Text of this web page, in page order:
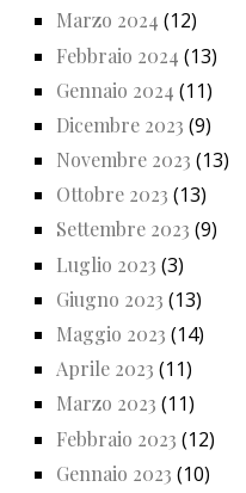
Marzo 2024 (12)
Febbraio 2024 (13)
Gennaio 2024 (11)
Dicembre 2023 (9)
Novembre 2023 (13)
Ottobre 2023 (13)
Settembre 2023 (9)
Luglio 2023 (3)
Giugno 2023 (13)
Maggio 2023 (14)
Aprile 2023 (11)
Marzo 2023 (11)
Febbraio 2023 (12)
Gennaio 2023 (10)